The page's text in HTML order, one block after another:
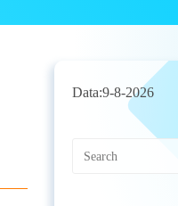
Data:9-8-2026